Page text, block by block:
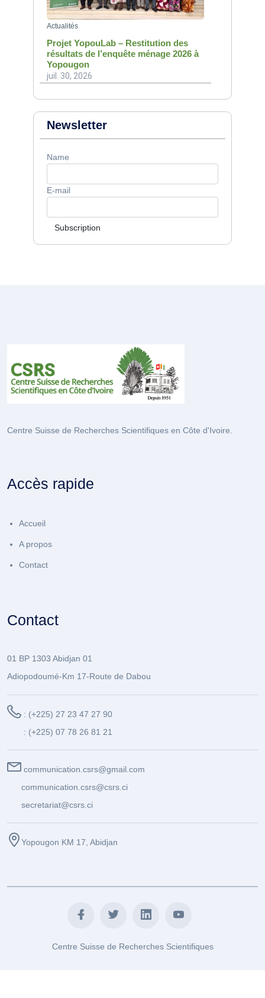
Actualités
Projet YopouLab – Restitution des
résultats de l’enquête ménage 2026 à
Yopougon
juil. 30, 2026
Newsletter
Name
E-mail
Subscription
Centre Suisse de Recherches Scientifiques en Côte d'Ivoire.
Accès rapide
Accueil
A propos
Contact
Contact
01 BP 1303 Abidjan 01
Adiopodoumé-Km 17-Route de Dabou
: (+225) 27 23 47 27 90
: (+225) 07 78 26 81 21
communication.csrs@gmail.com
communication.csrs@csrs.ci
secretariat@csrs.ci
Yopougon KM 17, Abidjan
Centre Suisse de Recherches Scientifiques